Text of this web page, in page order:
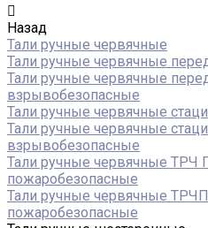
Назад
Тали ручные червячные
Тали ручные червячные
Тали ручные червячные
взрывобезопасные
Тали ручные червячные
Тали ручные червячные
взрывобезопасные
Тали ручные червячные ТРЧ
пожаробезопасные
Тали ручные червячные
пожаробезопасные